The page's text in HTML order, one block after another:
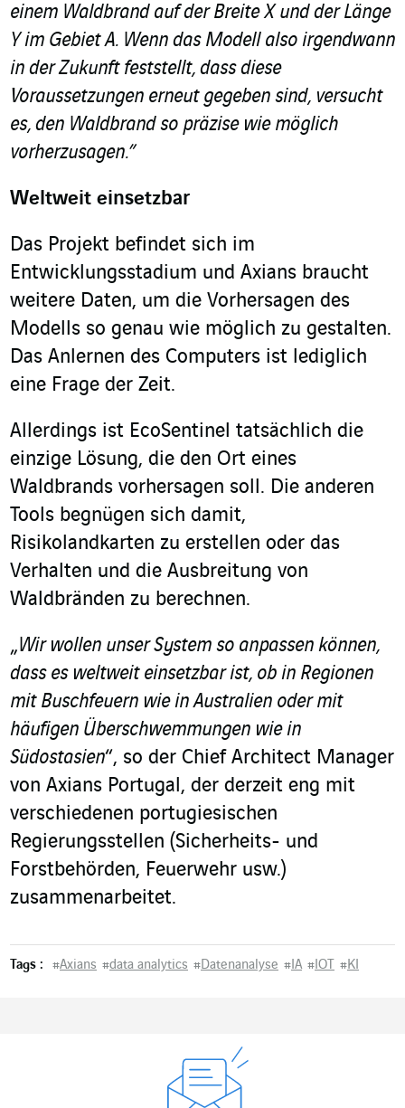
einem Waldbrand auf der Breite X und der Länge
Y im Gebiet A. Wenn das Modell also irgendwann
in der Zukunft feststellt, dass diese
Voraussetzungen erneut gegeben sind, versucht
es, den Waldbrand so präzise wie möglich
vorherzusagen.”
Weltweit einsetzbar
Das Projekt befindet sich im
Entwicklungsstadium und Axians braucht
weitere Daten, um die Vorhersagen des
Modells so genau wie möglich zu gestalten.
Das Anlernen des Computers ist lediglich
eine Frage der Zeit.
Allerdings ist EcoSentinel tatsächlich die
einzige Lösung, die den Ort eines
Waldbrands vorhersagen soll. Die anderen
Tools begnügen sich damit,
Risikolandkarten zu erstellen oder das
Verhalten und die Ausbreitung von
Waldbränden zu berechnen.
„Wir wollen unser System so anpassen können,
dass es weltweit einsetzbar ist, ob in Regionen
mit Buschfeuern wie in Australien oder mit
häufigen Überschwemmungen wie in
Südostasien“, so der Chief Architect Manager
von Axians Portugal, der derzeit eng mit
verschiedenen portugiesischen
Regierungsstellen (Sicherheits- und
Forstbehörden, Feuerwehr usw.)
zusammenarbeitet.
Tags : #Axians #data analytics #Datenanalyse #IA #IOT #KI